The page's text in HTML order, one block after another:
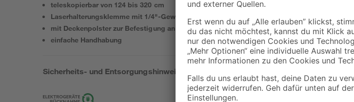
teleskopierbar von 124 bis 320 cm
Laserhalterungsklemme mit 1/4"-Gewinde
mit Deckenpolster zur Befestigung an der Oberseite der Stange
einfache Handhabung
Sicherheits- und Entsorgungshinweise